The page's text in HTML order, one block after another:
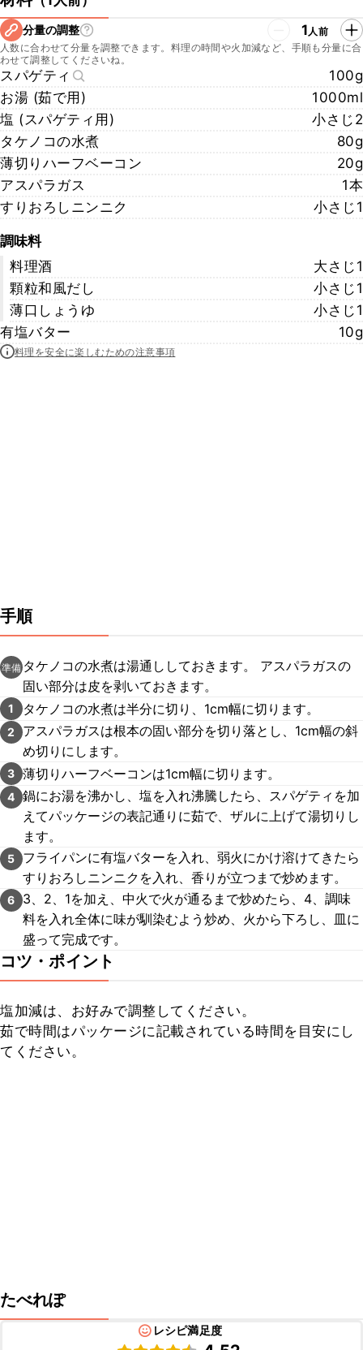
分量の調整 1人前
人数に合わせて分量を調整できます。料理の時間や火加減など、手順も分量に合
わせて調整してくださいね。
スパゲティ
100g
お湯 (茹で用)
1000ml
塩 (スパゲティ用)
小さじ2
タケノコの水煮
80g
薄切りハーフベーコン
20g
アスパラガス
1本
すりおろしニンニク
小さじ1
調味料
料理酒
大さじ1
顆粒和風だし
小さじ1
薄口しょうゆ
小さじ1
有塩バター
10g
料理を安全に楽しむための注意事項
手順
準備 タケノコの水煮は湯通ししておきます。 アスパラガスの
固い部分は皮を剥いておきます。
1 タケノコの水煮は半分に切り、1cm幅に切ります。
2
アスパラガスは根本の固い部分を切り落とし、1cm幅の斜
め切りにします。
3 薄切りハーフベーコンは1cm幅に切ります。
4 鍋にお湯を沸かし、塩を入れ沸騰したら、スパゲティを加
えてパッケージの表記通りに茹で、ザルに上げて湯切りし
ます。
5
フライパンに有塩バターを入れ、弱火にかけ溶けてきたら
すりおろしニンニクを入れ、香りが立つまで炒めます。
6
3、2、1を加え、中火で火が通るまで炒めたら、4、調味
料を入れ全体に味が馴染むよう炒め、火から下ろし、皿に
盛って完成です。
コツ・ポイント
塩加減は、お好みで調整してください。
茹で時間はパッケージに記載されている時間を目安にし
てください。
たべれぽ
レシピ満足度